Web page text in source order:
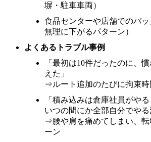
塀・駐車車両）
食品センターや店舗でのバ
無理に下がるパターン）
よくあるトラブル事例
「最初は10件だったのに、
えた」
⇒ルート追加のたびに拘束時
「積み込みは倉庫社員がや
いつの間にか全部自分でやる
⇒腰や肩を痛めてしまい、転
ーン